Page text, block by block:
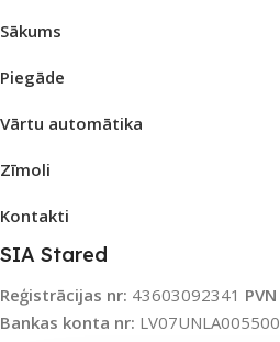
Sākums
Piegāde
Vārtu automātika
Zīmoli
Kontakti
SIA Stared
Reģistrācijas nr: 43603092341
Bankas konta nr: